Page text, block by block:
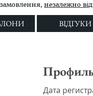
незалежно
ВІДГУКИ
Дата